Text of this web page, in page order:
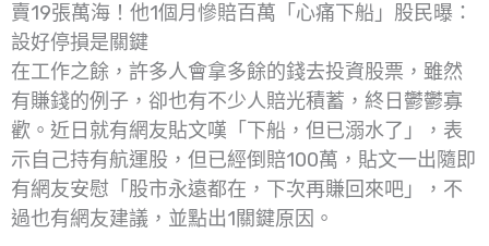
賣19張萬海！他1個月慘賠百萬「心痛下船」股民曝：
設好停損是關鍵
在工作之餘，許多人會拿多餘的錢去投資股票，雖然
有賺錢的例子，卻也有不少人賠光積蓄，終日鬱鬱寡
歡。近日就有網友貼文嘆「下船，但已溺水了」，表
示自己持有航運股，但已經倒賠100萬，貼文一出隨即
有網友安慰「股市永遠都在，下次再賺回來吧」，不
過也有網友建議，並點出1關鍵原因。